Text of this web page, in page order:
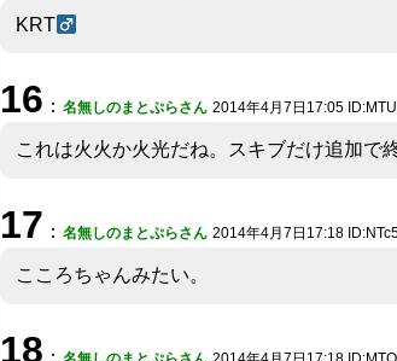
KRT
16 ： 名無しのまとぷらさん 2014年4月7日17:05
これは火火か火光だね。スキブだけ追加で
17 ： 名無しのまとぷらさん 2014年4月7日17:18
こころちゃんみたい。
18 ：